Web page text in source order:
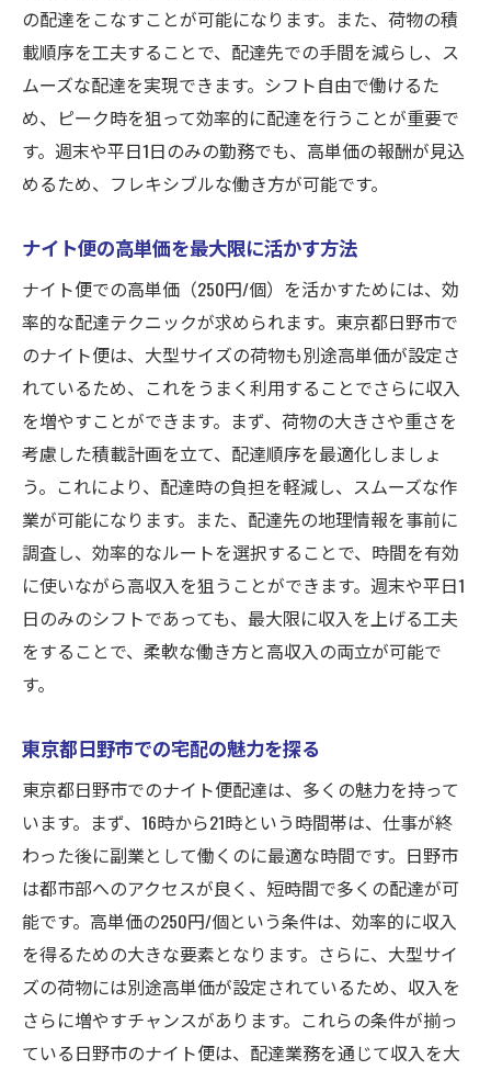
の配達をこなすことが可能になります。また、荷物の積
載順序を工夫することで、配達先での手間を減らし、ス
ムーズな配達を実現できます。シフト自由で働けるた
め、ピーク時を狙って効率的に配達を行うことが重要で
す。週末や平日1日のみの勤務でも、高単価の報酬が見込
めるため、フレキシブルな働き方が可能です。
ナイト便の高単価を最大限に活かす方法
ナイト便での高単価（250円/個）を活かすためには、効
率的な配達テクニックが求められます。東京都日野市で
のナイト便は、大型サイズの荷物も別途高単価が設定さ
れているため、これをうまく利用することでさらに収入
を増やすことができます。まず、荷物の大きさや重さを
考慮した積載計画を立て、配達順序を最適化しましょ
う。これにより、配達時の負担を軽減し、スムーズな作
業が可能になります。また、配達先の地理情報を事前に
調査し、効率的なルートを選択することで、時間を有効
に使いながら高収入を狙うことができます。週末や平日1
日のみのシフトであっても、最大限に収入を上げる工夫
をすることで、柔軟な働き方と高収入の両立が可能で
す。
東京都日野市での宅配の魅力を探る
東京都日野市でのナイト便配達は、多くの魅力を持って
います。まず、16時から21時という時間帯は、仕事が終
わった後に副業として働くのに最適な時間です。日野市
は都市部へのアクセスが良く、短時間で多くの配達が可
能です。高単価の250円/個という条件は、効率的に収入
を得るための大きな要素となります。さらに、大型サイ
ズの荷物には別途高単価が設定されているため、収入を
さらに増やすチャンスがあります。これらの条件が揃っ
ている日野市のナイト便は、配達業務を通じて収入を大